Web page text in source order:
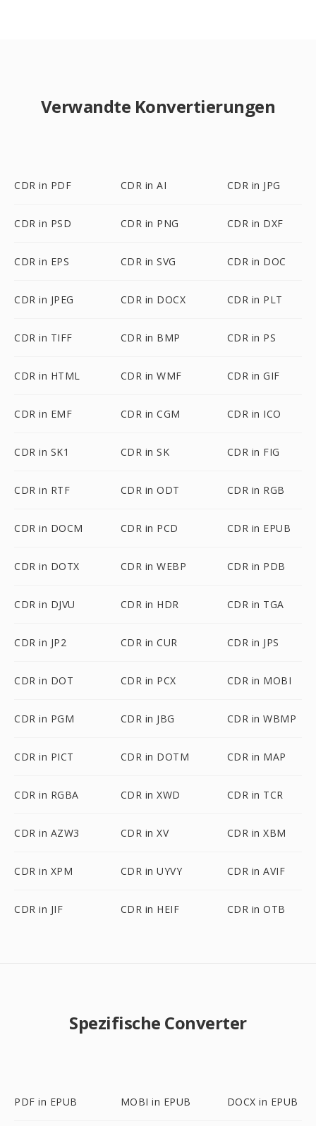
Verwandte Konvertierungen
CDR in PDF CDR in AI CDR in JPG
CDR in PSD CDR in PNG CDR in DXF
CDR in EPS CDR in SVG CDR in DOC
CDR in JPEG CDR in DOCX CDR in PLT
CDR in TIFF CDR in BMP CDR in PS
CDR in HTML CDR in WMF CDR in GIF
CDR in EMF CDR in CGM CDR in ICO
CDR in SK1 CDR in SK CDR in FIG
CDR in RTF CDR in ODT CDR in RGB
CDR in DOCM CDR in PCD CDR in EPUB
CDR in DOTX CDR in WEBP CDR in PDB
CDR in DJVU CDR in HDR CDR in TGA
CDR in JP2 CDR in CUR CDR in JPS
CDR in DOT CDR in PCX CDR in MOBI
CDR in PGM CDR in JBG CDR in WBMP
CDR in PICT CDR in DOTM CDR in MAP
CDR in RGBA CDR in XWD CDR in TCR
CDR in AZW3 CDR in XV CDR in XBM
CDR in XPM CDR in UYVY CDR in AVIF
CDR in JIF CDR in HEIF CDR in OTB
Spezifische Converter
PDF in EPUB MOBI in EPUB DOCX in EPUB